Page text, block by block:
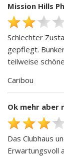
Mission Hills
Schlechter
gepflegt.
teilweise
Caribou
Ok mehr aber
Das Clubhaus
Erwartungsvoll